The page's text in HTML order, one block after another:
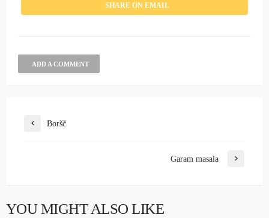
SHARE ON EMAIL
ADD A COMMENT
Boršč
Garam masala
YOU MIGHT ALSO LIKE